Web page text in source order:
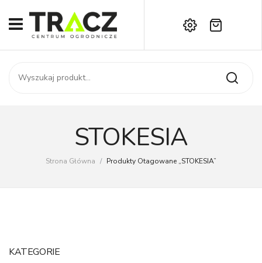
START
SKLEP
Kontakt
Brak produktów w koszyku.
STOKESIA
Strona Główna / Produkty Otagowane „STOKESIA”
KATEGORIE